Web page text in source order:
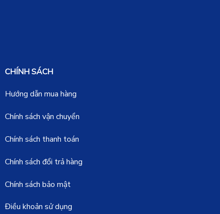
CHÍNH SÁCH
Hướng dẫn mua hàng
Chính sách vận chuyển
Chính sách thanh toán
Chính sách đổi trả hàng
Chính sách bảo mật
Điều khoản sử dụng